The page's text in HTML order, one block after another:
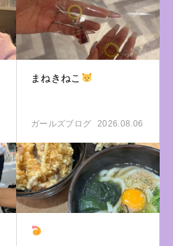
まねきねこ
ガールズブログ 2026.08.06